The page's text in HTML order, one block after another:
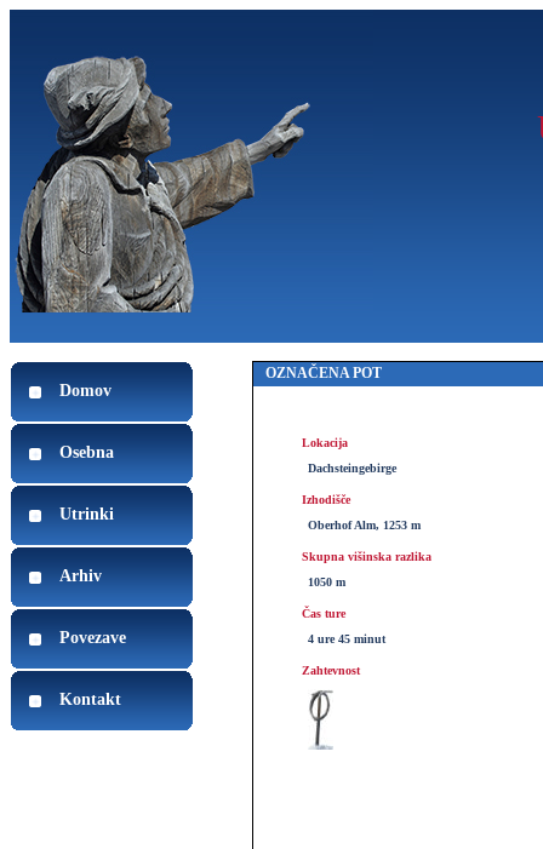
Domov
Osebna
Utrinki
Arhiv
Povezave
Kontakt
OZNAČENA POT
Lokacija
Dachsteingebirge
Izhodišče
Oberhof Alm, 1253 m
Skupna višinska razlika
1050 m
Čas ture
4 ure 45 minut
Zahtevnost